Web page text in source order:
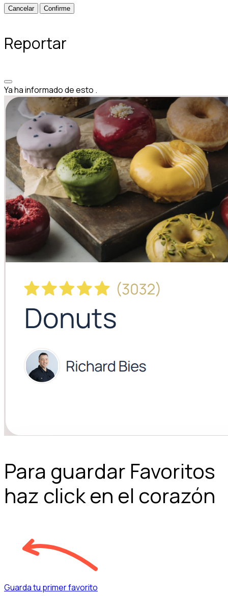
Confirme
Reportar
Ya ha informado de esto .
Para guardar Favoritos
haz click en el corazón
Guarda tu primer favorito